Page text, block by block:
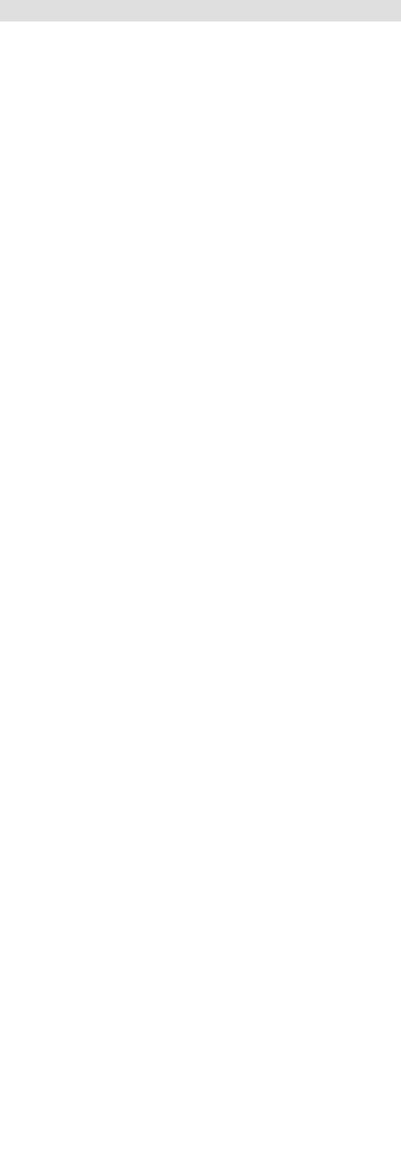
- 기독교 신앙을 이해하는 새로운 상상력의 필요를